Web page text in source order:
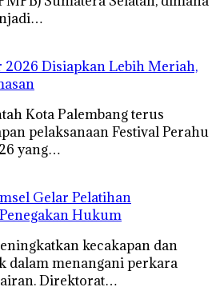
2026 Disiapkan Lebih Meriah,
Kota Palembang terus
pelaksanaan Festival Perahu
yang…
Gelar Pelatihan
Hukum
kecakapan dan
dalam menangani perkara
Direktorat…